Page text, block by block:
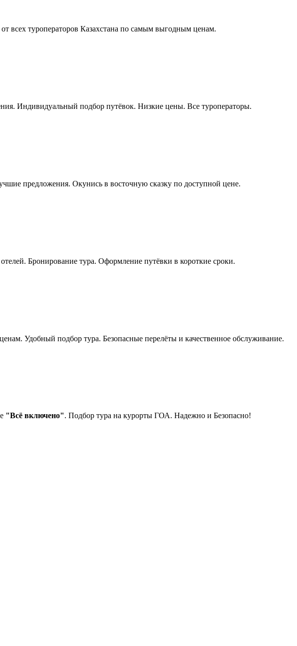
всех туроператоров Казахстана по самым выгодным ценам.
Индивидуальный подбор путёвок. Низкие цены. Все туроператоры.
предложения. Окунись в восточную сказку по доступной цене.
Бронирование тура. Оформление путёвки в короткие сроки.
Удобный подбор тура. Безопасные перелёты и качественное обслуживание.
"Всё включено". Подбор тура на курорты ГОА. Надежно и Безопасно!